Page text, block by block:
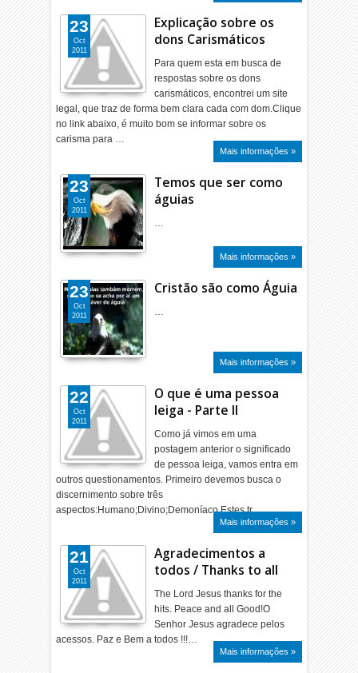
Explicação sobre os
dons Carismáticos
Para quem esta em busca de
respostas sobre os dons
carismáticos, encontrei um site
legal, que traz de forma bem clara cada com dom.Clique
no link abaixo, é muito bom se informar sobre os
carisma para …
Mais informações »
23
Oct
2011
Temos que ser como
águias
…
Mais informações »
23
Oct
2011
Cristão são como Águia
…
Mais informações »
23
Oct
2011
O que é uma pessoa
leiga - Parte II
Como já vimos em uma
postagem anterior o significado
de pessoa leiga, vamos entra em
outros questionamentos. Primeiro devemos busca o
discernimento sobre três
aspectos:Humano;Divino;Demoníaco.Estes tr…
Mais informações »
22
Oct
2011
Agradecimentos a
todos / Thanks to all
The Lord Jesus thanks for the
hits. Peace and all Good!O
Senhor Jesus agradece pelos
acessos. Paz e Bem a todos !!!…
Mais informações »
21
Oct
2011